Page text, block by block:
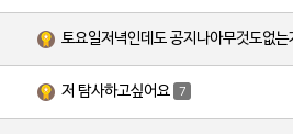
저 탐사하고싶어요 7